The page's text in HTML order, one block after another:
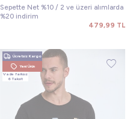
Sepette Net %10 / 2 ve üzeri alımlarda
%20 indirim
479,99 TL
Ücretsiz Kargo
Yeni Ürün
Vade farksız
6 Taksit